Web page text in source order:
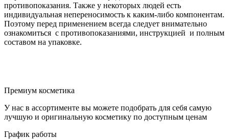
противопоказания. Также у некоторых людей есть
индивидуальная непереносимость к каким-либо компонентам.
Поэтому перед применением всегда следует внимательно
ознакомиться с противопоказаниями, инструкцией и полным
составом на упаковке.
Премиум косметика
У нас в ассортименте вы можете подобрать для себя самую
лучшую и оригинальную косметику по доступным ценам
График работы